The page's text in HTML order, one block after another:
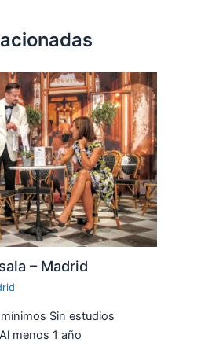
– Madrid
Sin estudios
menos 1 año